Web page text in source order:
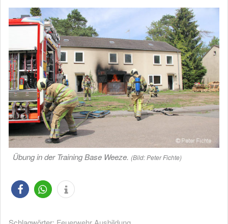
Übung in der Training Base Weeze. (Bild: Peter Fichte)